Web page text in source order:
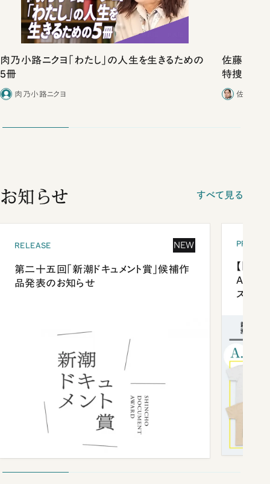
肉乃小路ニクヨ「わたし」の人生を生きるための
5冊
肉乃小路ニクヨ
佐藤優vs
特捜取調
合ったこと
佐藤優
お知らせ すべて見る
RELEASE NEW
第二十五回「新潮ドキュメント賞」候補作
品発表のお知らせ
【「新
ズプレ